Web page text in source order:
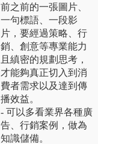
前之前的一張圖片、
一句標語、一段影
片，要經過策略、行
銷、創意等專業能力
且縝密的規劃思考，
才能夠真正切入到消
費者需求以及達到傳
播效益。
- 可以多看業界各種廣
告、行銷案例，做為
知識儲備。